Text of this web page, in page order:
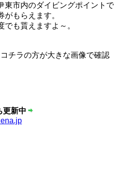
東市内のダイビングポイントで
もらえます。
でも貰えますよ～。
チラの方が大きな画像で確認
更新中